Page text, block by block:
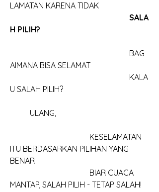
LAMATAN KARENA TIDAK
SALA
H PILIH?
AIMANA BISA SELAMAT
U SALAH PILIH?
	ULANG,
ITU BERDASARKAN PILIHAN YANG
BENAR
MANTAP, SALAH PILIH - TETAP SALAH!